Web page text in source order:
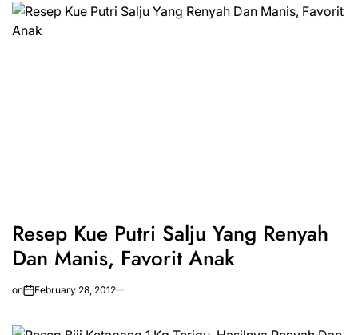
Resep Kue Putri Salju Yang Renyah
Dan Manis, Favorit Anak
on February 28, 2012